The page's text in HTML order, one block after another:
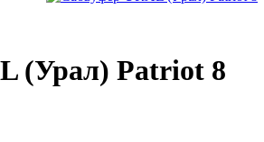
(Урал) Patriot 8